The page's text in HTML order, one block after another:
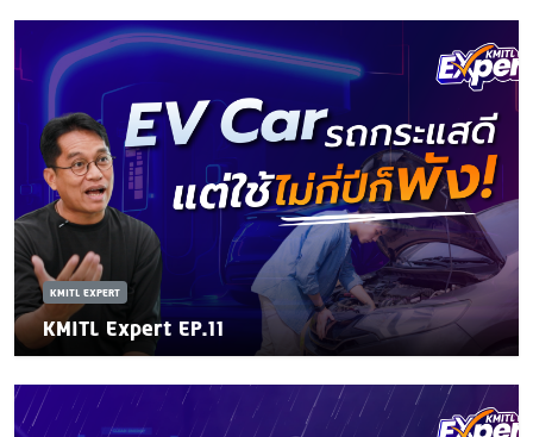
KMITL EXPERT
KMITL Expert EP.11